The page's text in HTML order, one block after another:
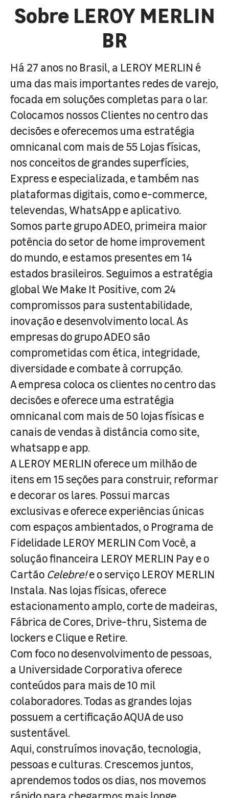
Sobre LEROY MERLIN
BR
Há 27 anos no Brasil, a LEROY MERLIN é
uma das mais importantes redes de varejo,
focada em soluções completas para o lar.
Colocamos nossos Clientes no centro das
decisões e oferecemos uma estratégia
omnicanal com mais de 55 Lojas físicas,
nos conceitos de grandes superfícies,
Express e especializada, e também nas
plataformas digitais, como e-commerce,
televendas, WhatsApp e aplicativo.
Somos parte grupo ADEO, primeira maior
potência do setor de home improvement
do mundo, e estamos presentes em 14
estados brasileiros. Seguimos a estratégia
global We Make It Positive, com 24
compromissos para sustentabilidade,
inovação e desenvolvimento local. As
empresas do grupo ADEO são
comprometidas com ética, integridade,
diversidade e combate à corrupção.
A empresa coloca os clientes no centro das
decisões e oferece uma estratégia
omnicanal com mais de 50 lojas físicas e
canais de vendas à distância como site,
whatsapp e app.
A LEROY MERLIN oferece um milhão de
itens em 15 seções para construir, reformar
e decorar os lares. Possui marcas
exclusivas e oferece experiências únicas
com espaços ambientados, o Programa de
Fidelidade LEROY MERLIN Com Você, a
solução financeira LEROY MERLIN Pay e o
Cartão Celebre!e o serviço LEROY MERLIN
Instala. Nas lojas físicas, oferece
estacionamento amplo, corte de madeiras,
Fábrica de Cores, Drive-thru, Sistema de
lockers e Clique e Retire.
Com foco no desenvolvimento de pessoas,
a Universidade Corporativa oferece
conteúdos para mais de 10 mil
colaboradores. Todas as grandes lojas
possuem a certificação AQUA de uso
sustentável.
Aqui, construímos inovação, tecnologia,
pessoas e culturas. Crescemos juntos,
aprendemos todos os dias, nos movemos